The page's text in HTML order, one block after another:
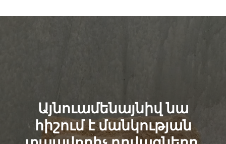
Այնուամենայնիվ նա
հիշում է մանկության